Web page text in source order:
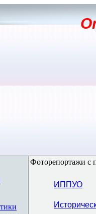
Фоторепортажи с
ИППУО